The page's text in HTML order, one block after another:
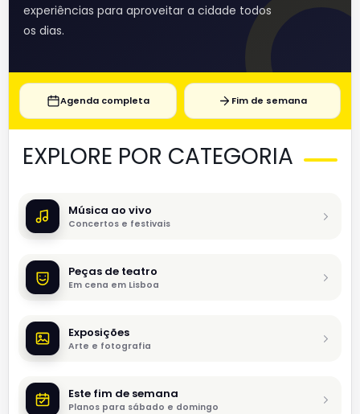
experiências para aproveitar a cidade todos
os dias.
Agenda completa Fim de semana
EXPLORE POR CATEGORIA
Música ao vivo
Concertos e festivais
Peças de teatro
Em cena em Lisboa
Exposições
Arte e fotografia
Este fim de semana
Planos para sábado e domingo